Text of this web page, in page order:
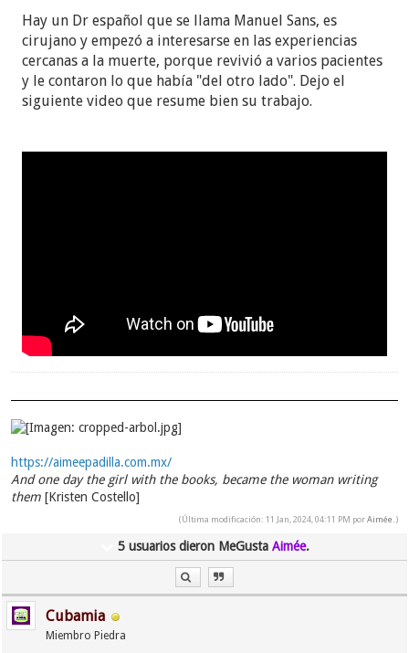
visita de los demonios. Sin embargo ahora a este
tiempo pensamos que quiza el vino a despedirse y
lo hizo con mi hijo mayor. El ya es adulto y todavia
recuerda esa experiencia. Quien sabe realmente lo
que ocurrira durante la muerte, cuando eso nos
Hay un Dr español que se llama Manuel Sans, es
cirujano y empezó a interesarse en las experiencias
cercanas a la muerte, porque revivió a varios pacientes
y le contaron lo que había "del otro lado". Dejo el
siguiente video que resume bien su trabajo.
https://aimeepadilla.com.mx/
And one day the girl with the books, became the woman writing
them[Kristen Costello]
(Última modificación: 11 Jan, 2024, 04:11 PM porAimée.)
5 usuarios dieron MeGusta Aimée.
Cubamia
Miembro Piedra